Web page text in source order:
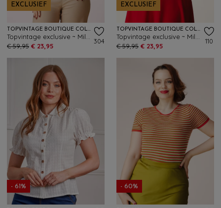
EXCLUSIEF
TOPVINTAGE BOUTIQUE COLLECTION
€ 59,95 € 23,95
304
EXCLUSIEF
TOPVINTAGE BOUTIQUE COLLECTION
€ 59,95 € 23,95
110
- 61% - 60%